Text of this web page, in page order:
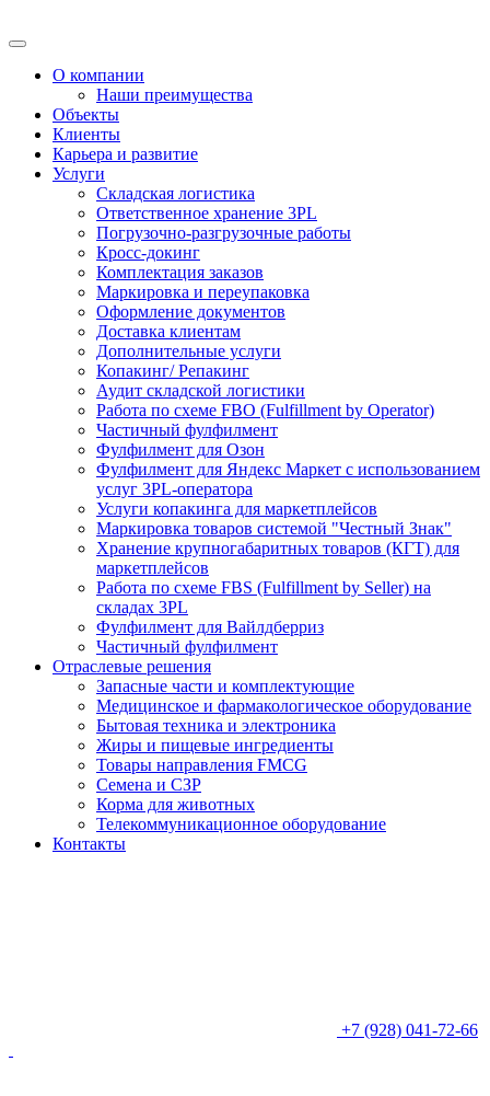
О компании
Наши преимущества
Объекты
Клиенты
Карьера и развитие
Услуги
Складская логистика
Ответственное хранение 3PL
Погрузочно-разгрузочные работы
Кросс-докинг
Комплектация заказов
Маркировка и переупаковка
Оформление документов
Доставка клиентам
Дополнительные услуги
Копакинг/ Репакинг
Аудит складской логистики
Работа по схеме FBO (Fulfillment by Operator)
Частичный фулфилмент
Фулфилмент для Озон
Фулфилмент для Яндекс Маркет с использованием
услуг 3PL-оператора
Услуги копакинга для маркетплейсов
Маркировка товаров системой "Честный Знак"
Хранение крупногабаритных товаров (КГТ) для
маркетплейсов
Работа по схеме FBS (Fulfillment by Seller) на
складах 3PL
Фулфилмент для Вайлдберриз
Частичный фулфилмент
Отраслевые решения
Запасные части и комплектующие
Медицинское и фармакологическое оборудование
Бытовая техника и электроника
Жиры и пищевые ингредиенты
Товары направления FMCG
Семена и СЗР
Корма для животных
Телекоммуникационное оборудование
Контакты
+7 (928) 041-72-66